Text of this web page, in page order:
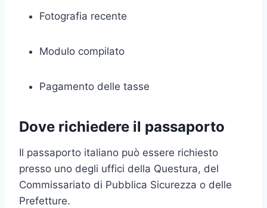
Fotografia recente
Modulo compilato
Pagamento delle tasse
Dove richiedere il passaporto
Il passaporto italiano può essere richiesto
presso uno degli uffici della Questura, del
Commissariato di Pubblica Sicurezza o delle
Prefetture.